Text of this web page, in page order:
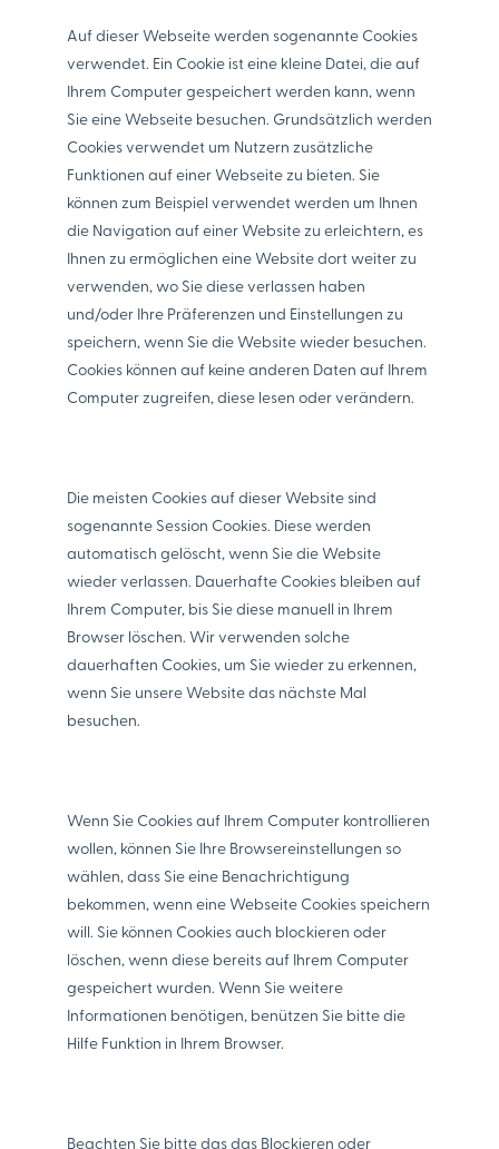
Auf dieser Webseite werden sogenannte Cookies
verwendet. Ein Cookie ist eine kleine Datei, die auf
Ihrem Computer gespeichert werden kann, wenn
Sie eine Webseite besuchen. Grundsätzlich werden
Cookies verwendet um Nutzern zusätzliche
Funktionen auf einer Webseite zu bieten. Sie
können zum Beispiel verwendet werden um Ihnen
die Navigation auf einer Website zu erleichtern, es
Ihnen zu ermöglichen eine Website dort weiter zu
verwenden, wo Sie diese verlassen haben
und/oder Ihre Präferenzen und Einstellungen zu
speichern, wenn Sie die Website wieder besuchen.
Cookies können auf keine anderen Daten auf Ihrem
Computer zugreifen, diese lesen oder verändern.
Die meisten Cookies auf dieser Website sind
sogenannte Session Cookies. Diese werden
automatisch gelöscht, wenn Sie die Website
wieder verlassen. Dauerhafte Cookies bleiben auf
Ihrem Computer, bis Sie diese manuell in Ihrem
Browser löschen. Wir verwenden solche
dauerhaften Cookies, um Sie wieder zu erkennen,
wenn Sie unsere Website das nächste Mal
besuchen.
Wenn Sie Cookies auf Ihrem Computer kontrollieren
wollen, können Sie Ihre Browsereinstellungen so
wählen, dass Sie eine Benachrichtigung
bekommen, wenn eine Webseite Cookies speichern
will. Sie können Cookies auch blockieren oder
löschen, wenn diese bereits auf Ihrem Computer
gespeichert wurden. Wenn Sie weitere
Informationen benötigen, benützen Sie bitte die
Hilfe Funktion in Ihrem Browser.
Beachten Sie bitte das das Blockieren oder